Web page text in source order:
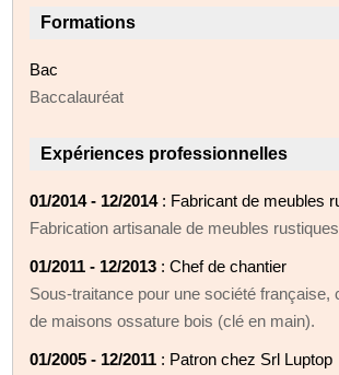
Formations
Bac
Baccalauréat
Expériences professionnelles
01/2014 - 12/2014: Fabricant de meubles
Fabrication artisanale de meubles
01/2011 - 12/2013 : Chef de chantier
Sous-traitance pour une société française,
de maisons ossature bois (clé en main).
01/2005 - 12/2011 : Patron chez Srl Luptop